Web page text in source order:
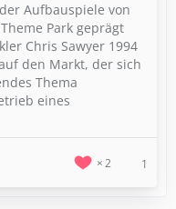
Aufbauspiele von
Park geprägt
Chris Sawyer 1994
den Markt, der sich
Thema
eines
2 1